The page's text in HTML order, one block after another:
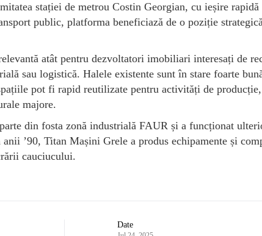
stației de metrou Costin Georgian, cu ieșire
public, platforma beneficiază de o poziție
atât pentru dezvoltatori imobiliari interesați de
sau logistică. Halele existente sunt în stare foarte
pot fi rapid reutilizate pentru activități de
majore.
din fosta zonă industrială FAUR și a funcționat
’90, Titan Mașini Grele a produs echipamente și
cauciucului.
Date